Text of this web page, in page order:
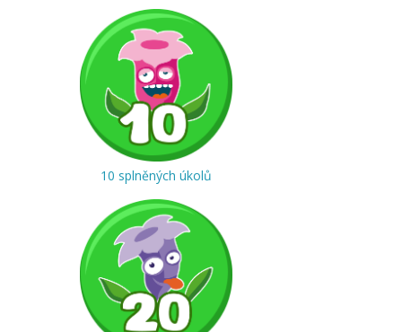
10 splněných úkolů